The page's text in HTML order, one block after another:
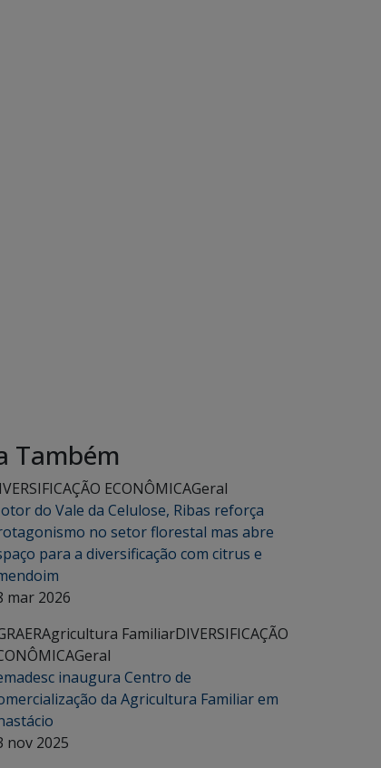
Também
ECONÔMICAGeral
do Vale da Celulose, Ribas reforça
no setor florestal mas abre
para a diversificação com citrus e
mar 2026
Agricultura FamiliarDIVERSIFICAÇÃO
Geral
inaugura Centro de
da Agricultura Familiar em
nov 2025